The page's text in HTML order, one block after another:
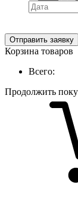
Отправить заявку
Корзина товаров
Всего:
Продолжить